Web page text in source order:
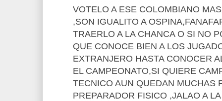
VOTELO A ESE COLOMBIANO
,SON IGUALITO A
TRAERLO A LA CHANCA O SI NO
QUE CONOCE BIEN A LOS
EXTRANJERO HASTA CONOCER
EL CAMPEONATO,SI QUIERE
TECNICO AUN QUEDAN MUCHAS
PREPARADOR FISICO ,JALAO A